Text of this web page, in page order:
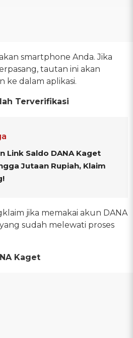
smartphone Anda. Jika
tautan ini akan
ke dalam aplikasi.
Terverifikasi
Link Saldo DANA Kaget
Jutaan Rupiah, Klaim
jika memakai akun DANA
sudah melewati proses
Kaget